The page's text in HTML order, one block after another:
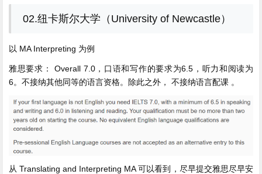
02.纽卡斯尔大学（University of Newcastle）
以 MA Interpreting 为例
雅思要求： Overall 7.0，口语和写作的要求为6.5，听力和阅读为
6。不接纳其他同等的语言资格。除此之外， 不接纳语言配课 。
从 Translating and Interpreting MA 可以看到，尽早提交雅思尽早安